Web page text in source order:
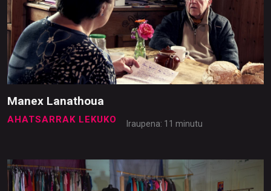
Manex Lanathoua
AHATSARRAK LEKUKO Iraupena: 11 minutu